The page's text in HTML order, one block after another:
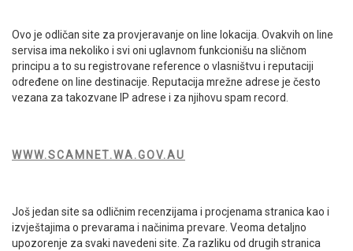
Ovo je odličan site za provjeravanje on line lokacija. Ovakvih on line
servisa ima nekoliko i svi oni uglavnom funkcionišu na sličnom
principu a to su registrovane reference o vlasništvu i reputaciji
određene on line destinacije. Reputacija mrežne adrese je često
vezana za takozvane IP adrese i za njihovu spam record.
WWW.SCAMNET.WA.GOV.AU
Još jedan site sa odličnim recenzijama i procjenama stranica kao i
izvještajima o prevarama i načinima prevare. Veoma detaljno
upozorenje za svaki navedeni site. Za razliku od drugih stranica